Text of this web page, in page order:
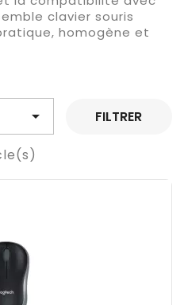
clavier souris
homogène et
 FILTRER